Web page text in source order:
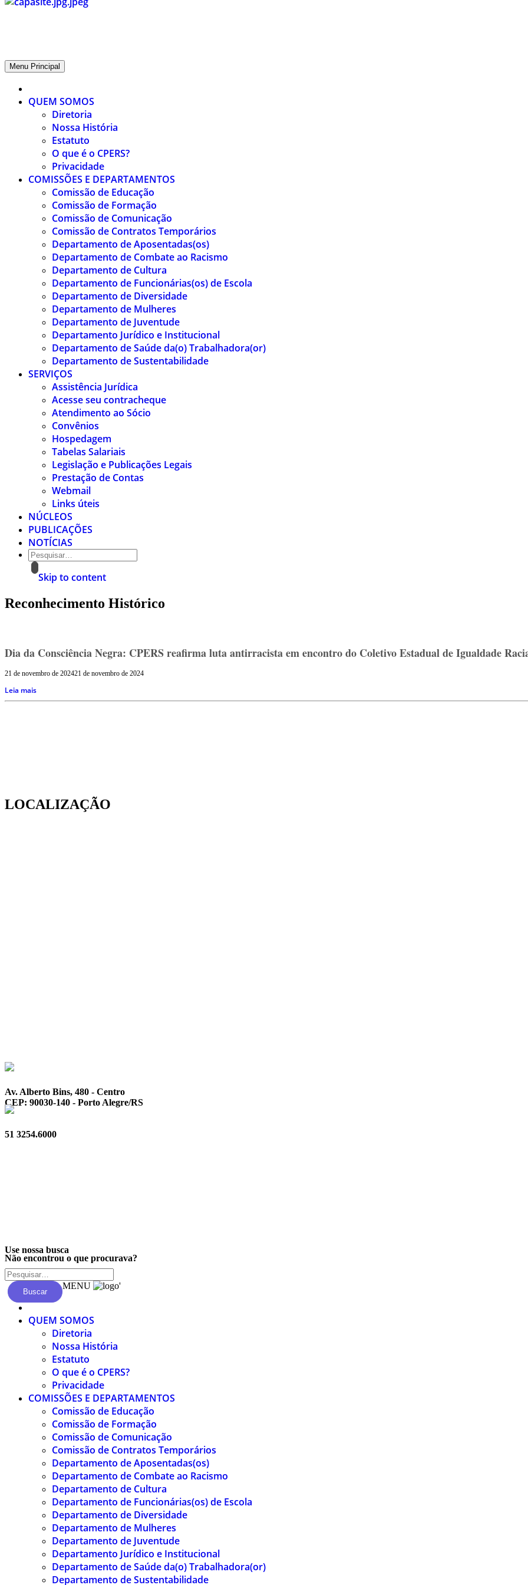
CPERS – Sindicato
CPERS – Sindicato dos Professores e Funcionários de escola do Estado do Rio Grande do Sul
Menu Principal
QUEM SOMOS
Diretoria
Nossa História
Estatuto
O que é o CPERS?
Privacidade
COMISSÕES E DEPARTAMENTOS
Comissão de Educação
Comissão de Formação
Comissão de Comunicação
Comissão de Contratos Temporários
Departamento de Aposentadas(os)
Departamento de Combate ao Racismo
Departamento de Cultura
Departamento de Funcionárias(os) de Escola
Departamento de Diversidade
Departamento de Mulheres
Departamento de Juventude
Departamento Jurídico e Institucional
Departamento de Saúde da(o) Trabalhadora(or)
Departamento de Sustentabilidade
SERVIÇOS
Assistência Jurídica
Acesse seu contracheque
Atendimento ao Sócio
Convênios
Hospedagem
Tabelas Salariais
Legislação e Publicações Legais
Prestação de Contas
Webmail
Links úteis
NÚCLEOS
PUBLICAÇÕES
NOTÍCIAS
Skip to content
Reconhecimento Histórico
Dia da Consciência Negra: CPERS reafirma luta antirracista em encontro do Coletivo Estadual de Igualdade
21 de novembro de 202421 de novembro de 2024
Leia mais
LOCALIZAÇÃO
Av. Alberto Bins, 480 - Centro
CEP: 90030-140 - Porto Alegre/RS
51 3254.6000
Não encontrou o que procurava?
Use nossa busca
Buscar
MENU '
QUEM SOMOS
Diretoria
Nossa História
Estatuto
O que é o CPERS?
Privacidade
COMISSÕES E DEPARTAMENTOS
Comissão de Educação
Comissão de Formação
Comissão de Comunicação
Comissão de Contratos Temporários
Departamento de Aposentadas(os)
Departamento de Combate ao Racismo
Departamento de Cultura
Departamento de Funcionárias(os) de Escola
Departamento de Diversidade
Departamento de Mulheres
Departamento de Juventude
Departamento Jurídico e Institucional
Departamento de Saúde da(o) Trabalhadora(or)
Departamento de Sustentabilidade